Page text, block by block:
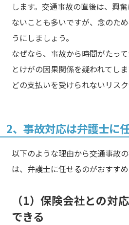
します。交通事故の直後は、興
ないことも多いですが、念のた
うにしましょう。
なぜなら、事故から時間がたっ
とけがの因果関係を疑われてし
どの支払いを受けられないリスク
2、事故対応は弁護士に
以下のような理由から交通事故
は、弁護士に任せるのがおすすめ
（1）保険会社との対
できる